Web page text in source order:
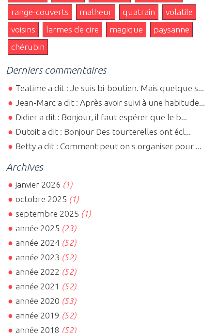
range-couverts
malheur quatrain
volatile
voisins
larmes de cire magique
paysanne
chérubin
Derniers commentaires
Teatime a dit : Je suis bi-boutien. Mais quelque s...
Jean-Marc a dit : Après avoir suivi à une habitude...
Didier a dit : Bonjour, il faut espérer que le b...
Dutoit a dit : Bonjour Des tourterelles ont écl...
Betty a dit : Comment peut on s organiser pour ...
Archives
janvier 2026 (1)
octobre 2025 (1)
septembre 2025 (1)
année 2025 (23)
année 2024 (52)
année 2023 (52)
année 2022 (52)
année 2021 (52)
année 2020 (53)
année 2019 (52)
année 2018 (52)